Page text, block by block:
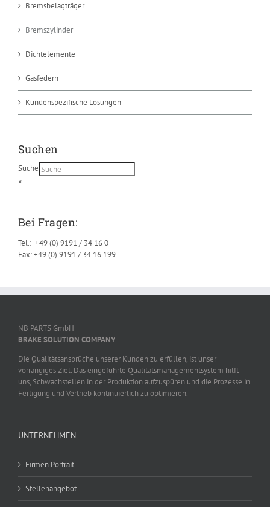
Bremsbelagträger
Bremszylinder
Dichtelemente
Gasfedern
Kundenspezifische Lösungen
Suchen
Suche
×
Bei Fragen:
Tel.: +49 (0) 9191 / 34 16 0
Fax: +49 (0) 9191 / 34 16 199
NB PARTS GmbH
BRAKE SOLUTION COMPANY
Die Qualitätsansprüche unserer Kunden zu erfüllen, ist unser
vorrangiges Ziel. Das eingeführte Qualitätsmanagementsystem hilft
uns, Schwachstellen in der Produktion aufzuspüren und die Prozesse in
Fertigung und Vertrieb kontinuierlich zu optimieren.
UNTERNEHMEN
Firmen Portrait
Stellenangebot